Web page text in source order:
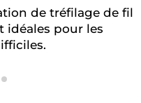
de tréfilage de fil
idéales pour les